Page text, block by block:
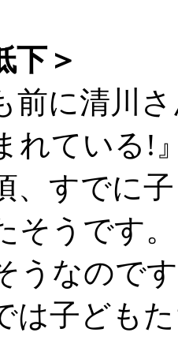
下＞
前に清川
れている!
、すでに
そうです
うなので
は子ども